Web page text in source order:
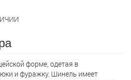
форме, одетая в
и фуражку. Шинель имеет